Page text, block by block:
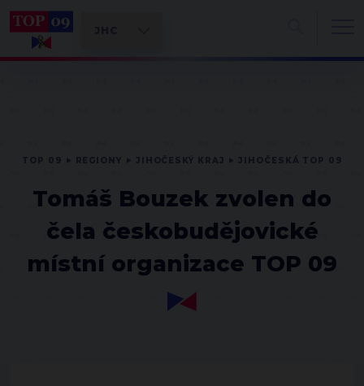
Tomáš Bouzek zvolen do
čela českobudějovické
místní organizace TOP 09